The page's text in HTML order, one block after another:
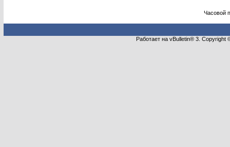
Часовой
Работает на vBulletin® 3.